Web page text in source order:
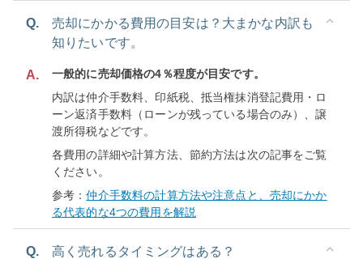
Q.
売却にかかる費用の目安は？大まかな内訳も
知りたいです。
A.
一般的に売却価格の4％程度が目安です。
内訳は仲介手数料、印紙税、抵当権抹消登記費用・ロ
ーン返済手数料（ローンが残っている場合のみ）、譲
渡所得税などです。
各費用の詳細や計算方法、節約方法は次の記事をご覧
ください。
参考：仲介手数料の計算方法や注意点と、売却にかか
る代表的な4つの費用を解説
Q. 高く売れるタイミングはある？